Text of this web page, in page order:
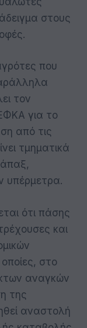
στους
που
τον
για το
από τις
τμηματικά
υπέρμετρα.
ότι πάσης
και
στο
αναγκών
της
αναστολή